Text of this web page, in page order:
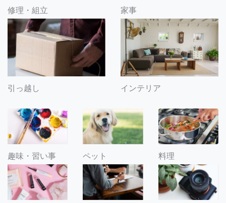
修理・組立 家事
引っ越し インテリア
趣味・習い事 ペット 料理